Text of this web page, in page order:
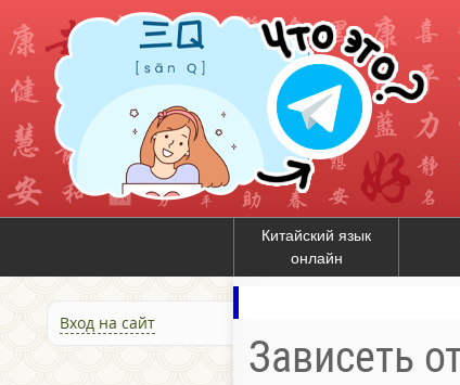
Китайский язык
онлайн
Вход на сайт
Зависеть